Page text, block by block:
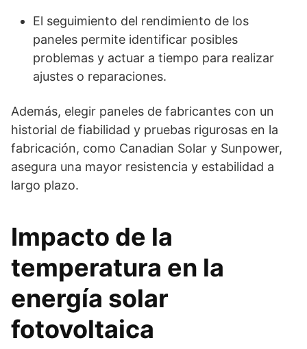
El seguimiento del rendimiento de los
paneles permite identificar posibles
problemas y actuar a tiempo para realizar
ajustes o reparaciones.
Además, elegir paneles de fabricantes con un
historial de fiabilidad y pruebas rigurosas en la
fabricación, como Canadian Solar y Sunpower,
asegura una mayor resistencia y estabilidad a
largo plazo.
Impacto de la
temperatura en la
energía solar
fotovoltaica